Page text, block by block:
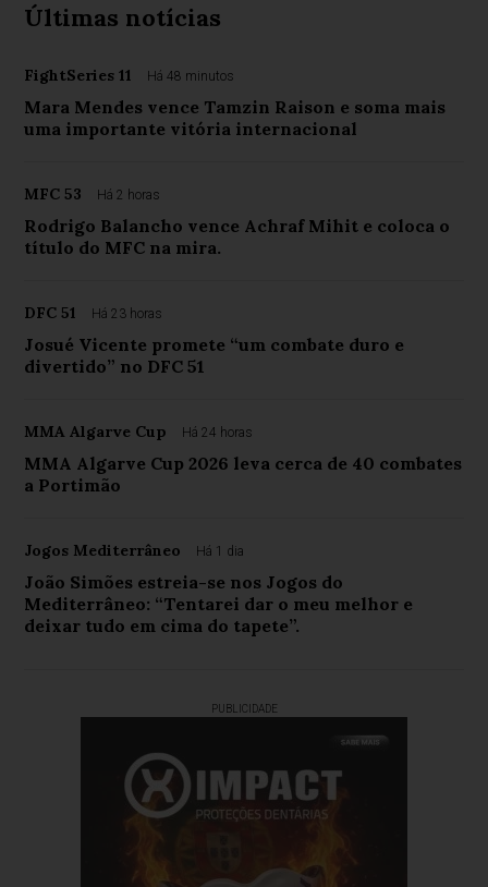
Últimas notícias
FightSeries 11 Há 48 minutos
Mara Mendes vence Tamzin Raison e soma mais
uma importante vitória internacional
MFC 53 Há 2 horas
Rodrigo Balancho vence Achraf Mihit e coloca o
título do MFC na mira.
DFC 51 Há 23 horas
Josué Vicente promete “um combate duro e
divertido” no DFC 51
MMA Algarve Cup Há 24 horas
MMA Algarve Cup 2026 leva cerca de 40 combates
a Portimão
Jogos Mediterrâneo Há 1 dia
João Simões estreia-se nos Jogos do
Mediterrâneo: “Tentarei dar o meu melhor e
deixar tudo em cima do tapete”.
PUBLICIDADE